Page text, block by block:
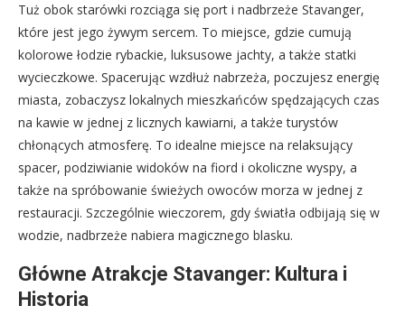
Tuż obok starówki rozciąga się port i nadbrzeże Stavanger,
które jest jego żywym sercem. To miejsce, gdzie cumują
kolorowe łodzie rybackie, luksusowe jachty, a także statki
wycieczkowe. Spacerując wzdłuż nabrzeża, poczujesz energię
miasta, zobaczysz lokalnych mieszkańców spędzających czas
na kawie w jednej z licznych kawiarni, a także turystów
chłonących atmosferę. To idealne miejsce na relaksujący
spacer, podziwianie widoków na fiord i okoliczne wyspy, a
także na spróbowanie świeżych owoców morza w jednej z
restauracji. Szczególnie wieczorem, gdy światła odbijają się w
wodzie, nadbrzeże nabiera magicznego blasku.
Główne Atrakcje Stavanger: Kultura i
Historia